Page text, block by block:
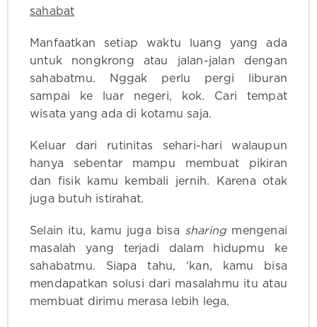
sahabat
Manfaatkan setiap waktu luang yang ada
untuk nongkrong atau jalan-jalan dengan
sahabatmu. Nggak perlu pergi liburan
sampai ke luar negeri, kok. Cari tempat
wisata yang ada di kotamu saja.
Keluar dari rutinitas sehari-hari walaupun
hanya sebentar mampu membuat pikiran
dan fisik kamu kembali jernih. Karena otak
juga butuh istirahat.
Selain itu, kamu juga bisa sharing mengenai
masalah yang terjadi dalam hidupmu ke
sahabatmu. Siapa tahu, ‘kan, kamu bisa
mendapatkan solusi dari masalahmu itu atau
membuat dirimu merasa lebih lega.